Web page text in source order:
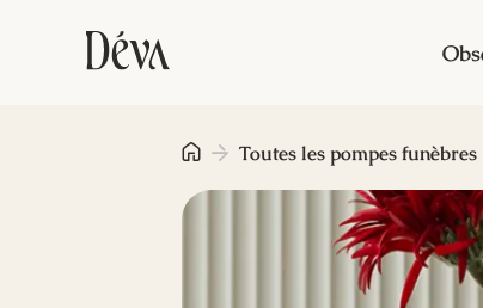
Toutes les pompes funèbres